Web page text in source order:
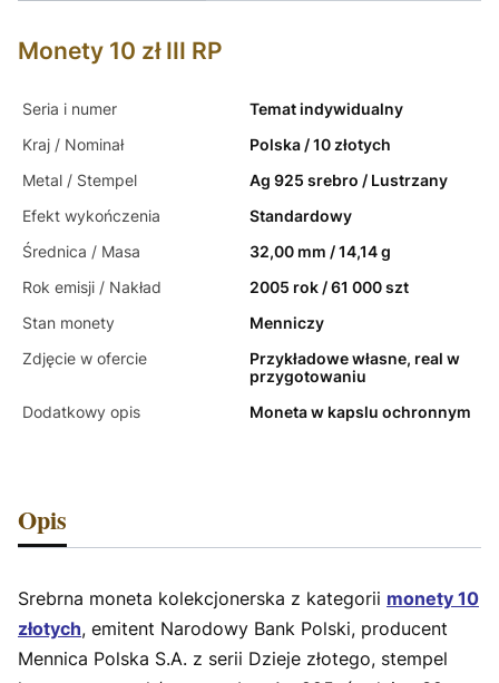
Monety 10 zł III RP
Seria i numer
Temat indywidualny
Kraj / Nominał
Polska / 10 złotych
Metal / Stempel
Ag 925 srebro / Lustrzany
Efekt wykończenia
Standardowy
Średnica / Masa
32,00 mm / 14,14 g
Rok emisji / Nakład
2005 rok / 61 000 szt
Stan monety
Menniczy
Zdjęcie w ofercie
Przykładowe własne, real w
przygotowaniu
Dodatkowy opis
Moneta w kapslu ochronnym
Opis
Srebrna moneta kolekcjonerska z kategorii monety 10
złotych, emitent Narodowy Bank Polski, producent
Mennica Polska S.A. z serii Dzieje złotego, stempel